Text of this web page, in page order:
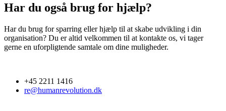
Har du også brug for hjælp?
Har du brug for sparring eller hjælp til at skabe udvikling i din
organisation? Du er altid velkommen til at kontakte os, vi tager
gerne en uforpligtende samtale om dine muligheder.
+45 2211 1416
re@humanrevolution.dk